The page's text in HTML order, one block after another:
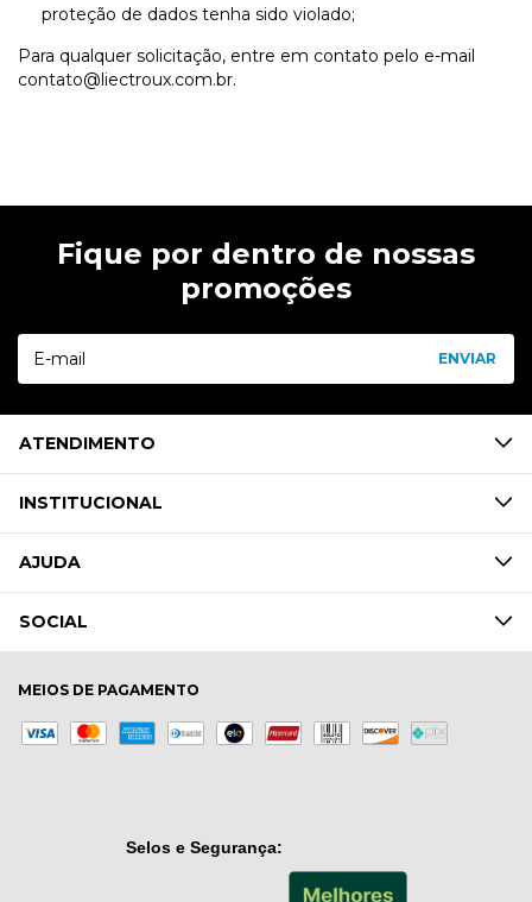
proteção de dados tenha sido violado;
Para qualquer solicitação, entre em contato pelo e-mail
contato@liectroux.com.br.
Fique por dentro de nossas
promoções
ATENDIMENTO
INSTITUCIONAL
AJUDA
SOCIAL
MEIOS DE PAGAMENTO
Selos e Segurança: